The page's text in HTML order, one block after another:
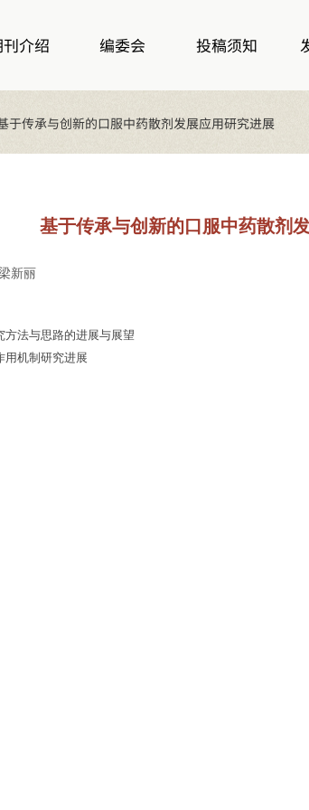
介绍 编委会 投稿须知
于传承与创新的口服中药散剂发展应用研究进展
基于传承与创新的口服中药散剂
新丽
方法与思路的进展与展望
用机制研究进展